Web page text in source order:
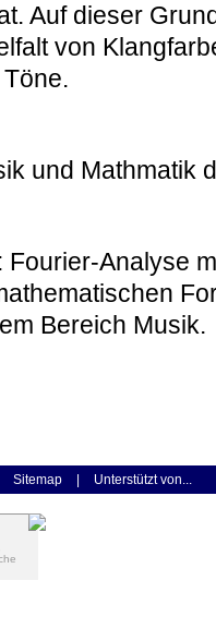
Auf dieser
von
und Mathmatik
Fourier-Analyse
Bereich Musik.
Sitemap Unterstützt von...